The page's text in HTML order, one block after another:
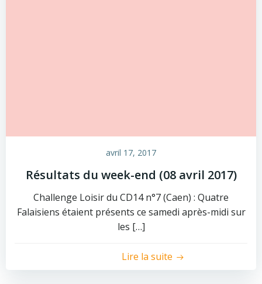
avril 17, 2017
Résultats du week-end (08 avril 2017)
Challenge Loisir du CD14 n°7 (Caen) : Quatre
Falaisiens étaient présents ce samedi après-midi sur
les […]
Lire la suite